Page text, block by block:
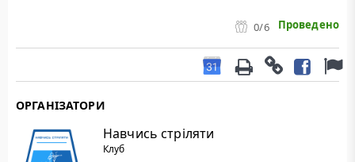
0/6 Проведено
ОРГАНІЗАТОРИ
Навчись стріляти
Клуб